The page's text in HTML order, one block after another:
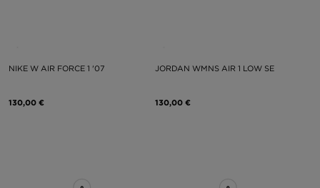
NIKE W AIR FORCE 1 '07
130,00 €
JORDAN WMNS AIR 1 LOW SE
130,00 €